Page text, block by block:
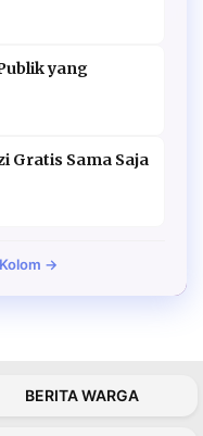
yang
Gratis Sama Saja
→
BERITA WARGA